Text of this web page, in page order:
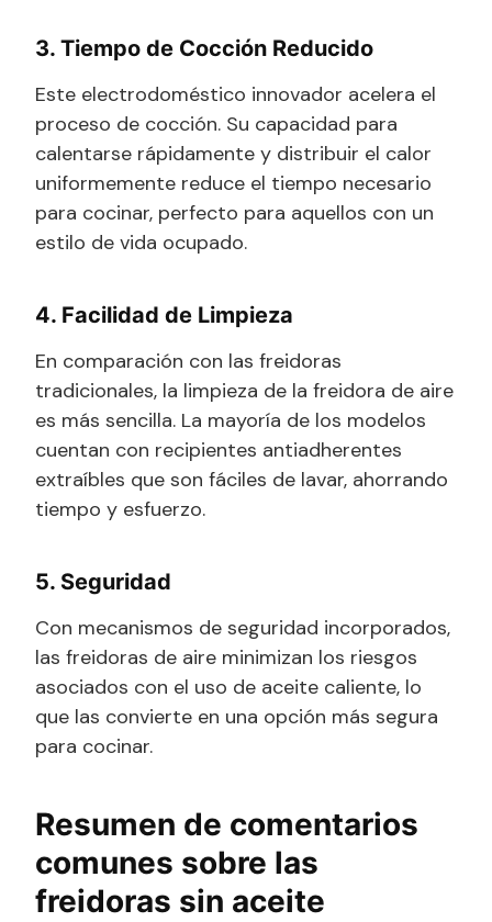
3. Tiempo de Cocción Reducido
Este electrodoméstico innovador acelera el
proceso de cocción. Su capacidad para
calentarse rápidamente y distribuir el calor
uniformemente reduce el tiempo necesario
para cocinar, perfecto para aquellos con un
estilo de vida ocupado.
4. Facilidad de Limpieza
En comparación con las freidoras
tradicionales, la limpieza de la freidora de aire
es más sencilla. La mayoría de los modelos
cuentan con recipientes antiadherentes
extraíbles que son fáciles de lavar, ahorrando
tiempo y esfuerzo.
5. Seguridad
Con mecanismos de seguridad incorporados,
las freidoras de aire minimizan los riesgos
asociados con el uso de aceite caliente, lo
que las convierte en una opción más segura
para cocinar.
Resumen de comentarios
comunes sobre las
freidoras sin aceite